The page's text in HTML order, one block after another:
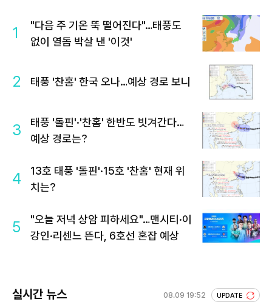
1
"다음 주 기온 뚝 떨어진다"…태풍도
없이 열돔 박살 낸 '이것'
2 태풍 '찬홈' 한국 오나…예상 경로 보니
3
태풍 '돌핀'·'찬홈' 한반도 빗겨간다…
예상 경로는?
4
13호 태풍 '돌핀'·15호 '찬홈' 현재 위
치는?
5
"오늘 저녁 상암 피하세요"…맨시티·이
강인·리센느 뜬다, 6호선 혼잡 예상
실시간 뉴스 08.09 19:52 UPDATE